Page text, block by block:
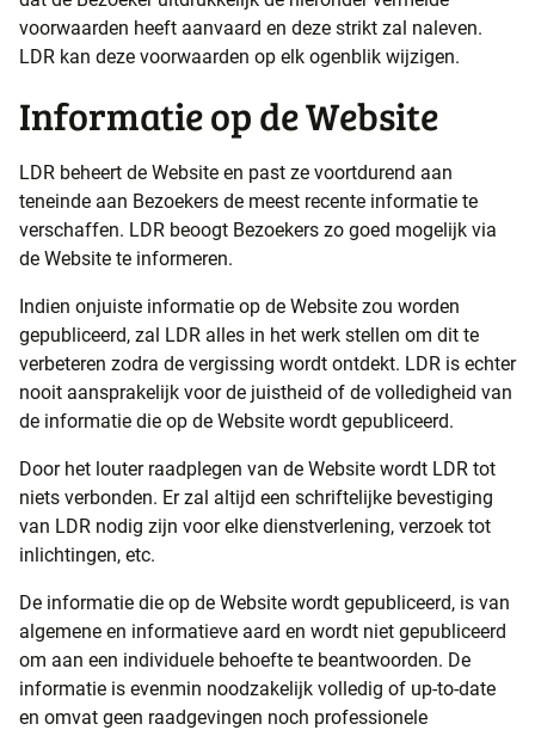
voorwaarden heeft aanvaard en deze strikt zal naleven.
LDR kan deze voorwaarden op elk ogenblik wijzigen.
Informatie op de Website
LDR beheert de Website en past ze voortdurend aan
teneinde aan Bezoekers de meest recente informatie te
verschaffen. LDR beoogt Bezoekers zo goed mogelijk via
de Website te informeren.
Indien onjuiste informatie op de Website zou worden
gepubliceerd, zal LDR alles in het werk stellen om dit te
verbeteren zodra de vergissing wordt ontdekt. LDR is echter
nooit aansprakelijk voor de juistheid of de volledigheid van
de informatie die op de Website wordt gepubliceerd.
Door het louter raadplegen van de Website wordt LDR tot
niets verbonden. Er zal altijd een schriftelijke bevestiging
van LDR nodig zijn voor elke dienstverlening, verzoek tot
inlichtingen, etc.
De informatie die op de Website wordt gepubliceerd, is van
algemene en informatieve aard en wordt niet gepubliceerd
om aan een individuele behoefte te beantwoorden. De
informatie is evenmin noodzakelijk volledig of up-to-date
en omvat geen raadgevingen noch professionele